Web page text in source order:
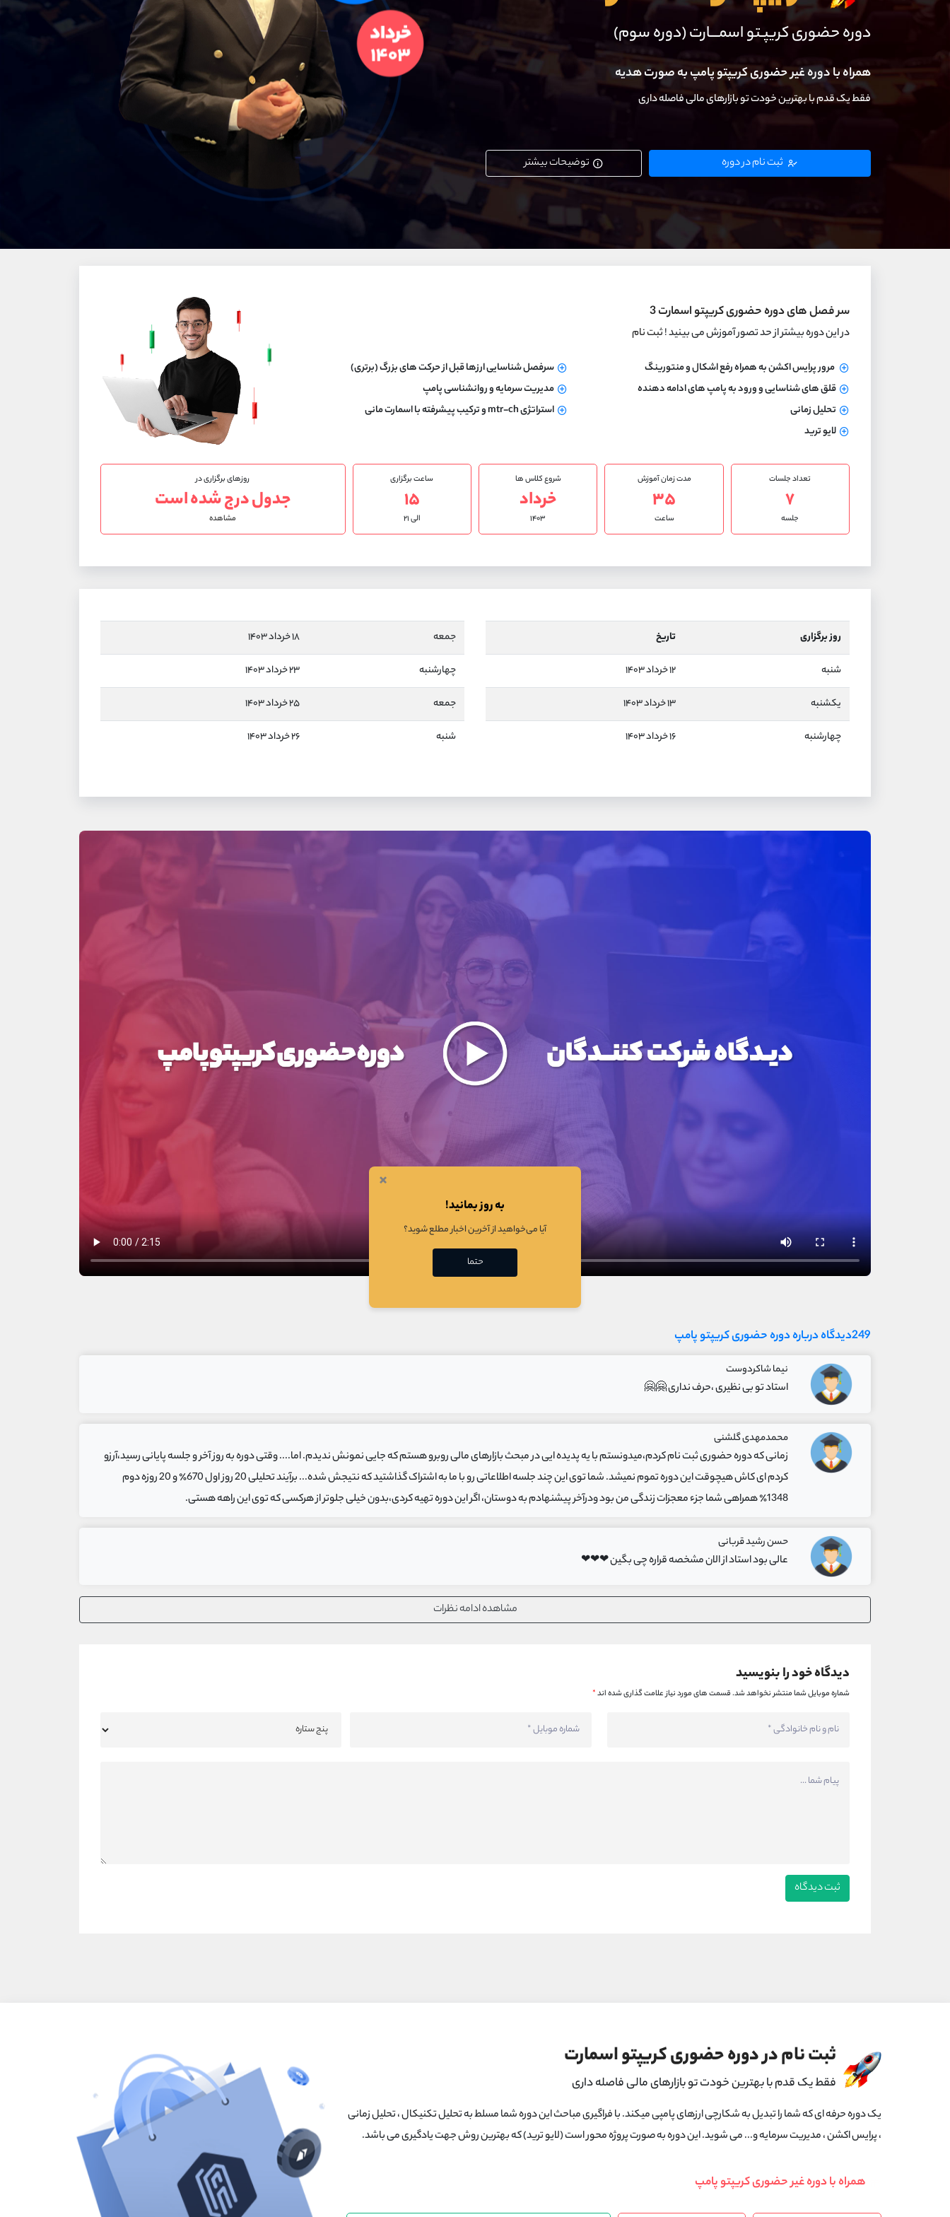
دوره حضوری کریپـتو اسمـــارت (دوره سوم)
همراه با دوره غیر حضوری کریپتو پامپ به صورت هدیه
فقط یک قدم با بهترین خودت تو بازارهای مالی فاصله داری
ثبت نام در دوره توضیحات بیشتر
سر فصل های دوره حضوری کریپتو اسمارت 3
در این دوره بیشتر از حد تصور آموزش می بینید !ثبت نام
مرور پرایس اکشن به همراه رفع اشکال و منتورینگ
سرفصل شناسایی ارزها قبل از حرکت های بزرگ (برتری)
قلق های شناسایی و ورود به پامپ های ادامه دهنده
مدیریت سرمایه و روانشناسی پامپ
تحلیل زمانی
استراتژی mtr-ch و ترکیب پیشرفته با اسمارت مانی
لایو ترید
تعداد جلسات
۷
جلسه
مدت زمان آموزش
۳۵
ساعت
شروع کلاس ها
خرداد
۱۴۰۳
ساعت برگزاری
۱۵
الی ۲۱
روزهای برگزاری در
جدول درج شده است
مشاهده
روز برگزاری تاریخ
شنبه ۱۲ خرداد ۱۴۰۳
یکشنبه ۱۳ خرداد ۱۴۰۳
چهارشنبه ۱۶ خرداد ۱۴۰۳
جمعه ۱۸ خرداد ۱۴۰۳
چهارشنبه ۲۳ خرداد ۱۴۰۳
جمعه ۲۵ خرداد ۱۴۰۳
شنبه ۲۶ خرداد ۱۴۰۳
249دیدگاه درباره دوره حضوری کریپتو پامپ
نیما شاکردوست
استاد تو بی نظیری ،حرف نداری 🤗🤗
محمدمهدی گلشنی
زمانی که دوره حضوری ثبت نام کردم،میدونستم با یه پدیده ایی در مبحث بازارهای مالی روبرو هستم که جایی نمونش ندیدم. اما.... وقتی دوره به روز آخر و جلسه پایانی رسید،آرزو
کردم ای کاش هیچوقت این دوره تموم نمیشد. شما توی این چند جلسه اطلاعاتی رو با ما به اشتراک گذاشتید که نتیجش شده... برآیند تحلیلی 20 روز اول 670٪ و 20 روزه دوم
1348٪ همراهی شما جزء معجزات زندگی من بود ودرآخر پیشنهادم به دوستان، اگر این دوره تهیه کردی،بدون خیلی جلوتر از هرکسی که توی این راهه هستی.
حسن رشید قربانی
عالی بود استاد از الان مشخصه قراره چی بگین ❤❤❤
مشاهده ادامه نظرات
دیدگاه خود را بنویسید
شماره موبایل شما منتشر نخواهد شد.قسمت های مورد نیاز علامت گذاری شده اند*
ثبت نام در دوره حضوری کریپتو اسمارت
فقط یک قدم با بهترین خودت تو بازارهای مالی فاصله داری
یک دوره حرفه ای که شما را تبدیل به شکارچی ارزهای پامپی میکند. با فراگیری مباحث این دوره شما مسلط به تحلیل تکنیکال ، تحلیل زمانی
، پرایس اکشن ، مدیریت سرمایه و... می شوید. این دوره به صورت پروژه محور است (لایو ترید) که بهترین روش جهت یادگیری می باشد.
همراه با دوره غیر حضوری کریپتو پامپ
×
به روز بمانید!
آیا می‌خواهید از آخرین اخبار مطلع شوید؟
حتما